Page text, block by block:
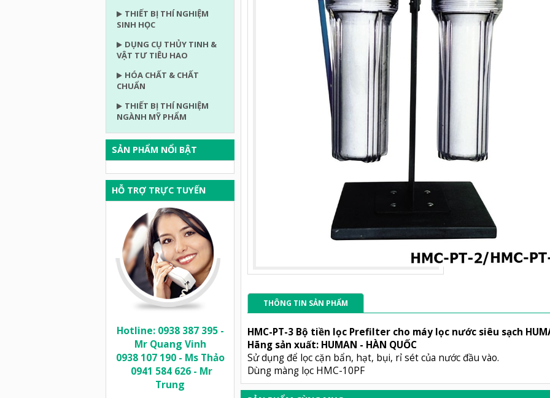
THIẾT BỊ THÍ NGHIỆM
SINH HỌC
DỤNG CỤ THỦY TINH &
VẬT TƯ TIÊU HAO
HÓA CHẤT & CHẤT
CHUẨN
THIẾT BỊ THÍ NGHIỆM
NGÀNH MỸ PHẨM
SẢN PHẨM NỔI BẬT
HỖ TRỢ TRỰC TUYẾN
Hotline: 0938 387 395 -
Mr Quang Vinh
0938 107 190 - Ms Thảo
0941 584 626 - Mr
Trung
THÔNG TIN SẢN PHẨM
HMC-PT-3 Bộ tiền lọc Prefilter cho máy lọc nước siêu sạch
Hãng sản xuất: HUMAN - HÀN QUỐC
Sử dụng để lọc cặn bẩn, hạt, bụi, rỉ sét của nước đầu vào.
Dùng màng lọc HMC-10PF